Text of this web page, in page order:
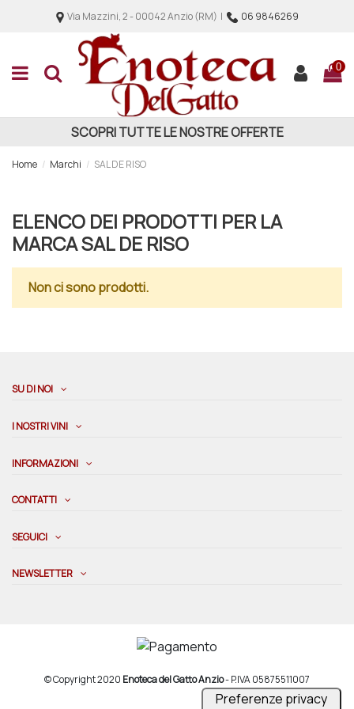
Via Mazzini, 2 - 00042 Anzio (RM) | 06 9846269
0
SCOPRI TUTTE LE NOSTRE OFFERTE
Home Marchi SAL DE RISO
ELENCO DEI PRODOTTI PER LA
MARCA SAL DE RISO
Non ci sono prodotti.
SU DI NOI
I NOSTRI VINI
INFORMAZIONI
CONTATTI
SEGUICI
NEWSLETTER
© Copyright 2020 Enoteca del Gatto Anzio- P.IVA 05875511007